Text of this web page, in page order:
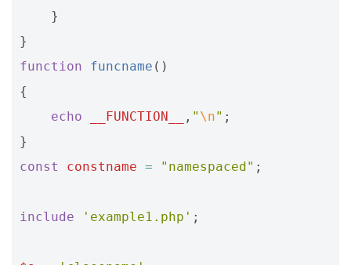
}
}
function
funcname ()
{
echo
__FUNCTION__ , " \n" ;
}
const
constname = "namespaced" ;
include 'example1.php' ;